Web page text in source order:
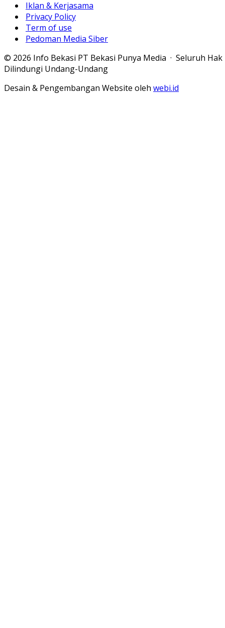
Iklan & Kerjasama
Privacy Policy
Term of use
Pedoman Media Siber
© 2026 Info Bekasi PT Bekasi Punya Media · Seluruh Hak
Dilindungi Undang-Undang
Desain & Pengembangan Website oleh webi.id